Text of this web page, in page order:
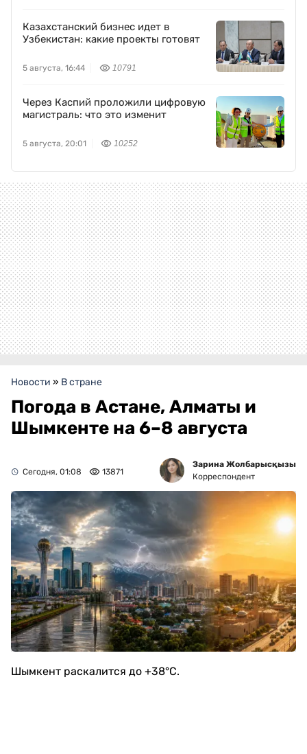
Казахстанский бизнес идет в
Узбекистан: какие проекты готовят
5 августа, 16:44 10791
Через Каспий проложили цифровую
магистраль: что это изменит
5 августа, 20:01 10252
Новости » В стране
Погода в Астане, Алматы и
Шымкенте на 6–8 августа
Сегодня, 01:08 13871
Зарина Жолбарысқызы
Корреспондент
Шымкент раскалится до +38°C.